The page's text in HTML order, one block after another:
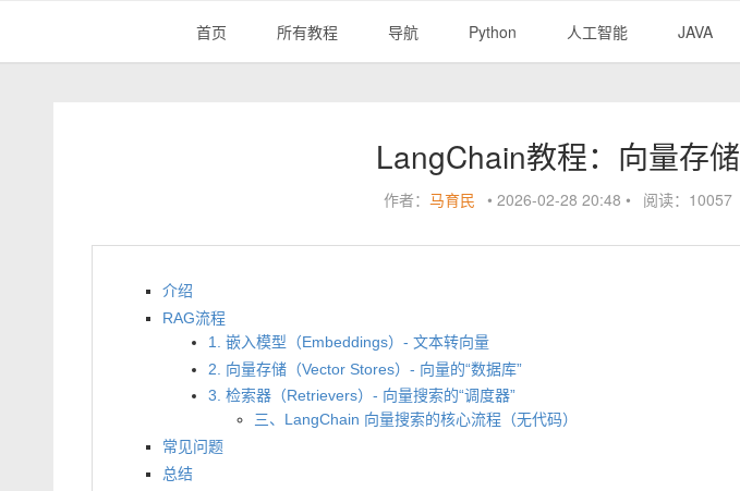
首页 所有教程 导航 Python 人工智能 JAVA
LangChain教程：向量存储
作者：马育民 •2026-02-28 20:48 • 阅读：10057
介绍
RAG流程
1. 嵌入模型（Embeddings）- 文本转向量
2. 向量存储（Vector Stores）- 向量的“数据库”
3. 检索器（Retrievers）- 向量搜索的“调度器”
三、LangChain 向量搜索的核心流程（无代码）
常见问题
总结